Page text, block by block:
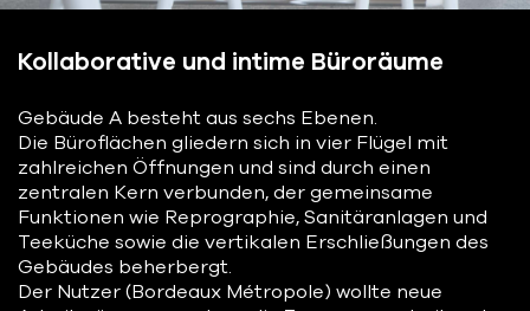
Kollaborative und intime Büroräume
Gebäude A besteht aus sechs Ebenen.
Die Büroflächen gliedern sich in vier Flügel mit
zahlreichen Öffnungen und sind durch einen
zentralen Kern verbunden, der gemeinsame
Funktionen wie Reprographie, Sanitäranlagen und
Teeküche sowie die vertikalen Erschließungen des
Gebäudes beherbergt.
Der Nutzer (Bordeaux Métropole) wollte neue